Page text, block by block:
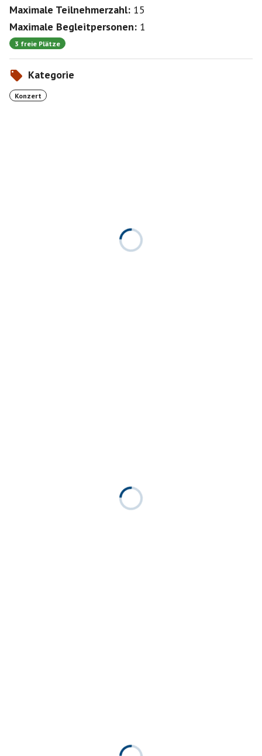
Die Räumlichkeit ist nicht sehr gro0ß - bitte zeitig
Maximale Teilnehmerzahl: 15
Maximale Begleitpersonen: 1
3 freie Plätze
Kategorie
Konzert